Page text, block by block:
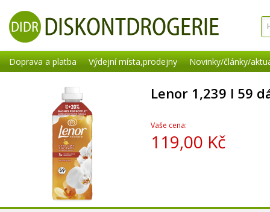
Doprava a platba Výdejní místa,prodejny Novinky/články/
Lenor 1,239 l 59
Vaše cena:
119,00 Kč